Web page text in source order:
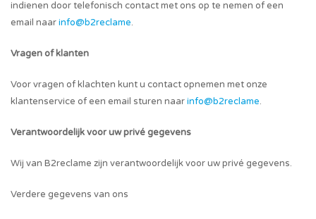
indienen door telefonisch contact met ons op te nemen of een
email naarinfo@b2reclame.
Vragen of klanten
Voor vragen of klachten kunt u contact opnemen met onze
klantenservice of een email sturen naarinfo@b2reclame.
Verantwoordelijk voor uw privé gegevens
Wij van B2reclame zijn verantwoordelijk voor uw privé gegevens.
Verdere gegevens van ons